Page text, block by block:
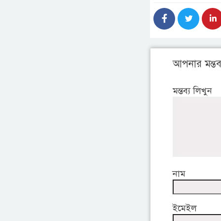
আপনার
মন্তব্য লিখুন
নাম
ইমেইল